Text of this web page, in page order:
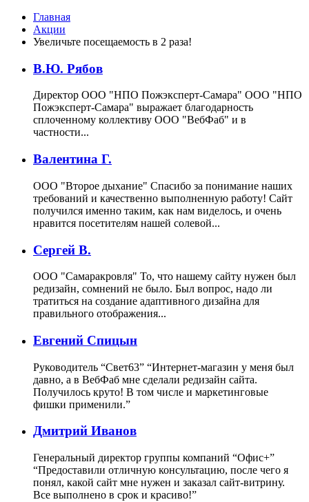
Главная
Акции
Увеличьте посещаемость в 2 раза!
В.Ю. Рябов
Директор ООО "НПО Пожэксперт-Самара" ООО "НПО
Пожэксперт-Самара" выражает благодарность
сплоченному коллективу ООО "ВебФаб" и в
частности...
Валентина Г.
ООО "Второе дыхание" Спасибо за понимание наших
требований и качественно выполненную работу! Сайт
получился именно таким, как нам виделось, и очень
нравится посетителям нашей солевой...
Сергей В.
ООО "Самаракровля" То, что нашему сайту нужен был
редизайн, сомнений не было. Был вопрос, надо ли
тратиться на создание адаптивного дизайна для
правильного отображения...
Евгений Спицын
Руководитель “Свет63” “Интернет-магазин у меня был
давно, а в ВебФаб мне сделали редизайн сайта.
Получилось круто! В том числе и маркетинговые
фишки применили.”
Дмитрий Иванов
Генеральный директор группы компаний “Офис+”
“Предоставили отличную консультацию, после чего я
понял, какой сайт мне нужен и заказал сайт-витрину.
Все выполнено в срок и красиво!”